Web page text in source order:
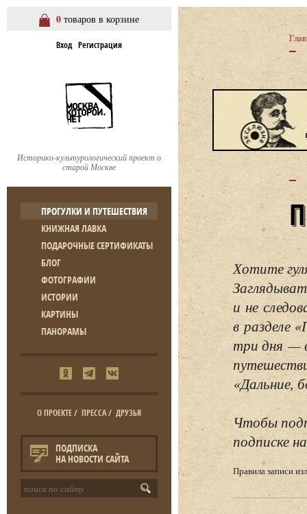
0 товаров в корзине
Вход Регистрация
Историко-культурологический проект о
старой Москве
ПРОГУЛКИ И ПУТЕШЕСТВИЯ
КНИЖНАЯ ЛАВКА
ПОДАРОЧНЫЕ СЕРТИФИКАТЫ
БЛОГ
ФОТОГРАФИИ
ИСТОРИИ
КАРТИНЫ
ПАНОРАМЫ
О ПРОЕКТЕ/ ПРЕССА/ ДРУЗЬЯ
ПОДПИСКА
НА НОВОСТИ САЙТА
Хотите
и не
в разделе
три дня —
«Дальние,
Чтобы
подписке
Правила записи